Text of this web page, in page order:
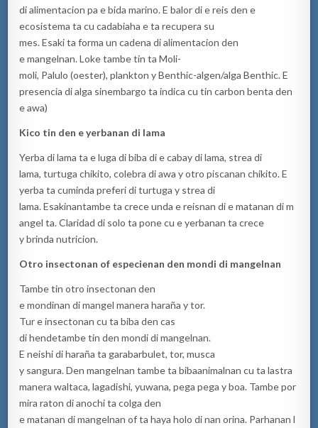
di alimentacion pa e bida marino. E balor di e reis den e
ecosistema ta cu cadabiaha e ta recupera su
mes. Esaki ta forma un cadena di alimentacion den
e mangelnan. Loke tambe tin ta Moli-
moli, Palulo (oester), plankton y Benthic-algen/alga Benthic. E
presencia di alga sinembargo ta indica cu tin carbon benta den
e awa)
Kico tin den eyerbanan di lama
Yerba di lama ta e luga di biba di e cabay di lama, strea di
lama, turtuga chikito, colebra di awa y otro piscanan chikito. E
yerba ta cuminda preferi di turtuga y strea di
lama. Esakinantambe ta crece unda e reisnan di e matanan di m
angel ta. Claridad di solo ta pone cu e yerbanan ta crece
y brinda nutricion.
Otro insectonan of especienan den mondi di mangelnan
Tambe tin otro insectonan den
e mondinan di mangel manera haraña y tor.
Tur e insectonan cu ta biba den cas
di hendetambe tin den mondi di mangelnan.
E neishi di haraña ta garabarbulet, tor, musca
y sangura. Den mangelnan tambe ta bibaanimalnan cu ta lastra
manera waltaca, lagadishi, yuwana, pega pega y boa. Tambe por
mira raton di anochi ta colga den
e matanan di mangelnan of ta haya holo di nan orina. Parhanan l